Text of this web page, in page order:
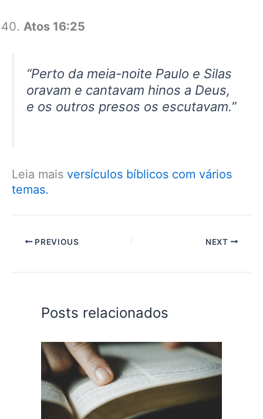
Atos 16:25
“Perto da meia-noite Paulo e Silas
oravam e cantavam hinos a Deus,
e os outros presos os escutavam.”
Leia mais versículos bíblicos com vários
temas.
PREVIOUS NEXT
Posts relacionados